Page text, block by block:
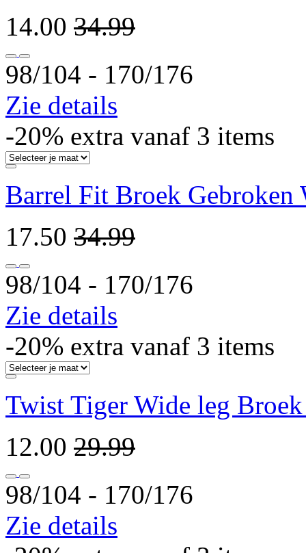
14.00 34.99
98/104 ‐ 170/176
Zie details
-20% extra vanaf 3 items
Barrel Fit Broek Gebroken
17.50 34.99
98/104 ‐ 170/176
Zie details
-20% extra vanaf 3 items
Twist Tiger Wide leg
12.00 29.99
98/104 ‐ 170/176
Zie details